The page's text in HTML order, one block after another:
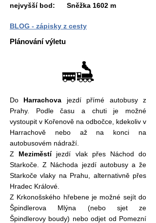
nejvyšší bod: Sněžka 1602 m
BLOG - zápisky z cesty
Plánování výletu
Do Harrachova jezdí přímé autobusy z
Prahy. Podle času a chuti je možné
vystoupit v Kořenově na odbočce, kdekoliv v
Harrachově nebo až na konci na
autobusovém nádraží.
Z Meziměstí jezdí vlak přes Náchod do
Starkoče. Z Náchoda jezdí autobusy a že
Starkoče vlaky na Prahu, alternativně přes
Hradec Králové.
Z Krkonošského hřebene je možné sejít do
Špindlerova Mlýna (nebo sjet ze
Špindlerovy boudy) nebo odjet od Pomezní